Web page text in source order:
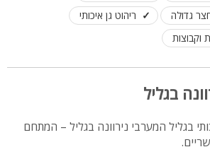
גדולה
ריהוט גן איכותי
וקבוצות
בגליל
בגליל המערבי נירוונה בגליל – המתחם